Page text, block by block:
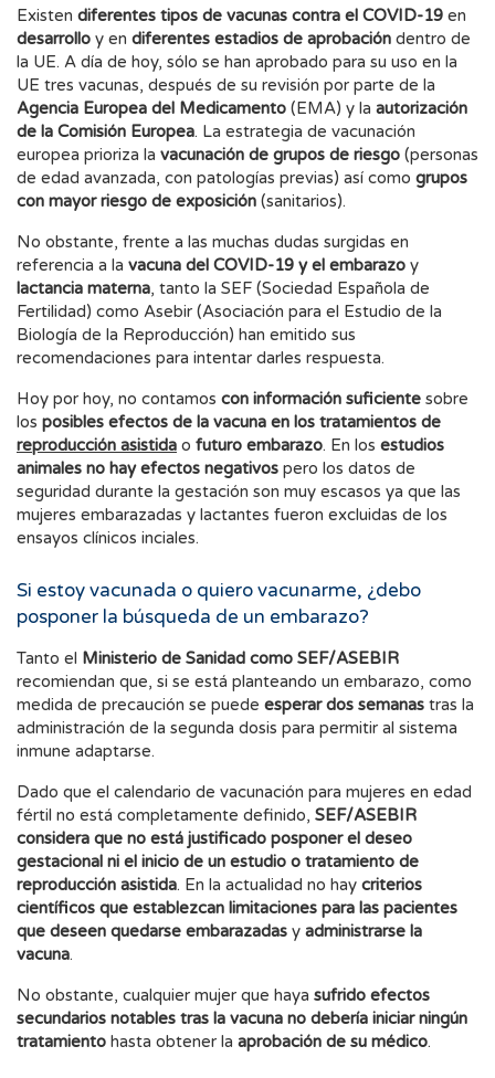
Existen diferentes tipos de vacunas contra el COVID-19 en
desarrollo y en diferentes estadios de aprobación dentro de
la UE. A día de hoy, sólo se han aprobado para su uso en la
UE tres vacunas, después de su revisión por parte de la
Agencia Europea del Medicamento (EMA) y la autorización
de la Comisión Europea. La estrategia de vacunación
europea prioriza la vacunación de grupos de riesgo (personas
de edad avanzada, con patologías previas) así como grupos
con mayor riesgo de exposición (sanitarios).
No obstante, frente a las muchas dudas surgidas en
referencia a la vacuna del COVID-19 y el embarazo y
lactancia materna, tanto la SEF (Sociedad Española de
Fertilidad) como Asebir (Asociación para el Estudio de la
Biología de la Reproducción) han emitido sus
recomendaciones para intentar darles respuesta.
Hoy por hoy, no contamos con información suficiente sobre
los posibles efectos de la vacuna en los tratamientos de
reproducción asistida o futuro embarazo. En los estudios
animales no hay efectos negativos pero los datos de
seguridad durante la gestación son muy escasos ya que las
mujeres embarazadas y lactantes fueron excluidas de los
ensayos clínicos inciales.
Si estoy vacunada o quiero vacunarme, ¿debo
posponer la búsqueda de un embarazo?
Tanto el Ministerio de Sanidad como SEF/ASEBIR
recomiendan que, si se está planteando un embarazo, como
medida de precaución se puede esperar dos semanas tras la
administración de la segunda dosis para permitir al sistema
inmune adaptarse.
Dado que el calendario de vacunación para mujeres en edad
fértil no está completamente definido, SEF/ASEBIR
considera que no está justificado posponer el deseo
gestacional ni el inicio de un estudio o tratamiento de
reproducción asistida. En la actualidad no hay criterios
científicos que establezcan limitaciones para las pacientes
que deseen quedarse embarazadas y administrarse la
vacuna.
No obstante, cualquier mujer que haya sufrido efectos
secundarios notables tras la vacuna no debería iniciar ningún
tratamiento hasta obtener la aprobación de su médico.